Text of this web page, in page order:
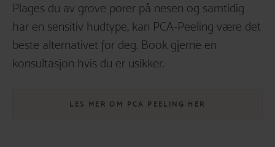
Plages du av grove porer på nesen og samtidig
har en sensitiv hudtype, kan PCA-Peeling være det
beste alternativet for deg. Book gjerne en
konsultasjon hvis du er usikker.
LES MER OM PCA PEELING HER